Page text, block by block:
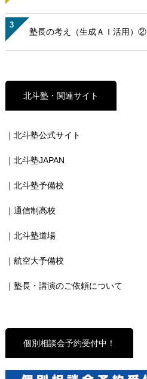
3
塾長の考え（生成ＡＩ活用）②
北斗塾・関連サイト
｜北斗塾公式サイト
｜北斗塾JAPAN
｜北斗塾予備校
｜通信制高校
｜北斗塾道場
｜航空大予備校
｜塾長・講演のご依頼について
個別相談会予約受付中！